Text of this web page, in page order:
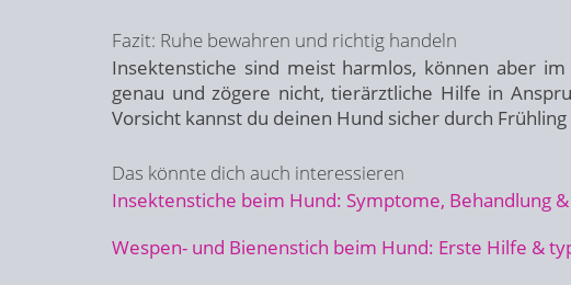
Fazit: Ruhe bewahren und richtig handeln
Insektenstiche sind meist harmlos, können aber
genau und zögere nicht, tierärztliche Hilfe in
Vorsicht kannst du deinen Hund sicher durch
Das könnte dich auch interessieren
Insektenstiche beim Hund: Symptome, Behandlung
Wespen- und Bienenstich beim Hund: Erste Hilfe &